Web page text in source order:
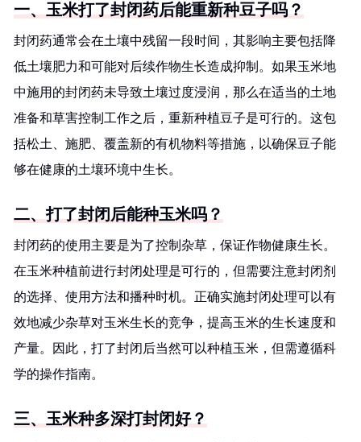
一、玉米打了封闭药后能重新种豆子吗？
封闭药通常会在土壤中残留一段时间，其影响主要包括降
低土壤肥力和可能对后续作物生长造成抑制。如果玉米地
中施用的封闭药未导致土壤过度浸润，那么在适当的土地
准备和草害控制工作之后，重新种植豆子是可行的。这包
括松土、施肥、覆盖新的有机物料等措施，以确保豆子能
够在健康的土壤环境中生长。
二、打了封闭后能种玉米吗？
封闭药的使用主要是为了控制杂草，保证作物健康生长。
在玉米种植前进行封闭处理是可行的，但需要注意封闭剂
的选择、使用方法和播种时机。正确实施封闭处理可以有
效地减少杂草对玉米生长的竞争，提高玉米的生长速度和
产量。因此，打了封闭后当然可以种植玉米，但需遵循科
学的操作指南。
三、玉米种多深打封闭好？